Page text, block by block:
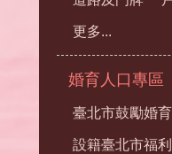
更多...
婚育人口專區
臺北市鼓勵婚
設籍臺北市福